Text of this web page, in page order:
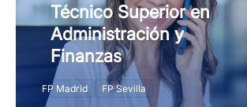
Técnico Superior en
Administración y
Finanzas
FP Madrid FP Sevilla